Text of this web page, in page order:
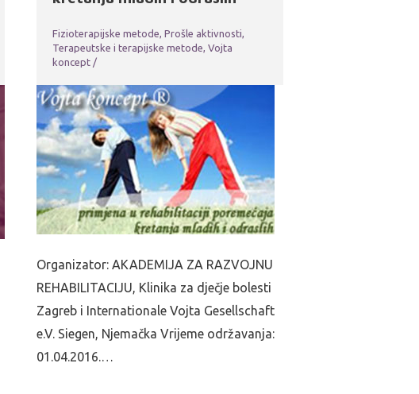
Fizioterapijske metode,Prošle aktivnosti,
Terapeutske i terapijske metode,Vojta
koncept /
Organizator: AKADEMIJA ZA RAZVOJNU
REHABILITACIJU, Klinika za dječje bolesti
Zagreb i Internationale Vojta Gesellschaft
e.V. Siegen, Njemačka Vrijeme održavanja:
01.04.2016.…